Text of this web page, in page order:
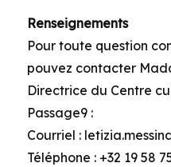
Renseignements
Pour toute question
pouvez contacter
Directrice du Centre
Passage9 :
Courriel :
Téléphone : +32 19 58